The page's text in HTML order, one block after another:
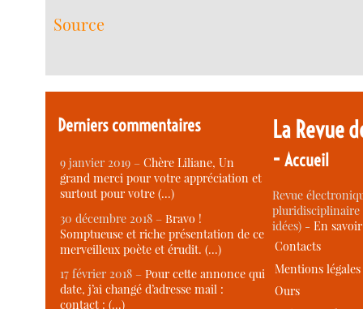
Source
Derniers commentaires
9 janvier 2019 –Chère Liliane, Un
grand merci pour votre appréciation et
surtout pour votre (…)
30 décembre 2018 –Bravo !
Somptueuse et riche présentation de ce
merveilleux poète et érudit. (…)
17 février 2018 –Pour cette annonce qui
date, j’ai changé d’adresse mail :
contact : (…)
La Revue
-Accueil
Revue
idées) -En
Contacts
Mentions légales
Ours